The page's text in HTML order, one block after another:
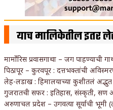
याच मालिकेतील इतर
मार्मोरिस प्रवासगाथा – जग पाहण्याची
पिठापूर – कुरवपूर : दत्तभक्तांची
लेह-लडाख : हिमालयाच्या कुशीतलं अद्भुत
गुजरातची सफर : इतिहास, संस्कृती, सण
अरुणाचल प्रदेश – उगवत्या सूर्याची